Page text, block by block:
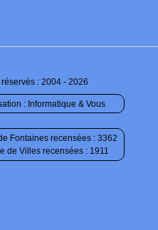
: 2004 - 2026
: Informatique & Vous
Fontaines recensées : 3362
de Villes recensées : 1911